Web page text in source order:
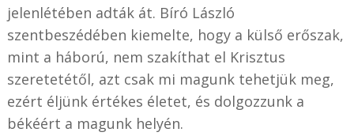
jelenlétében adták át. Bíró László
szentbeszédében kiemelte, hogy a külső erőszak,
mint a háború, nem szakíthat el Krisztus
szeretetétől, azt csak mi magunk tehetjük meg,
ezért éljünk értékes életet, és dolgozzunk a
békéért a magunk helyén.